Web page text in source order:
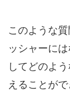
このような
ッシャーに
してどのよ
えることがで